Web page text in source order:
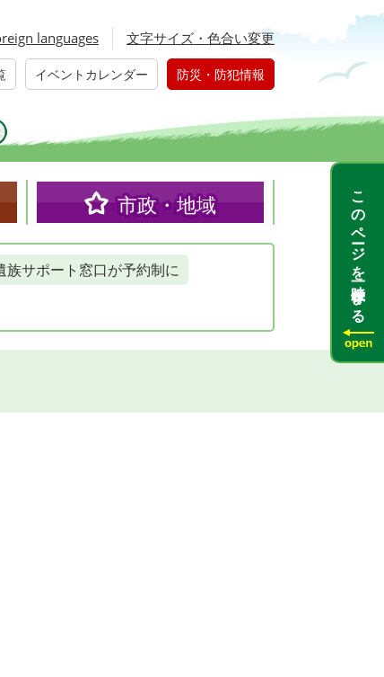
languages 文字サイズ・色合い変更
イベントカレンダー 防災・防犯情報
市政・地域
族サポート窓口が予約制に
このページを一時保存する